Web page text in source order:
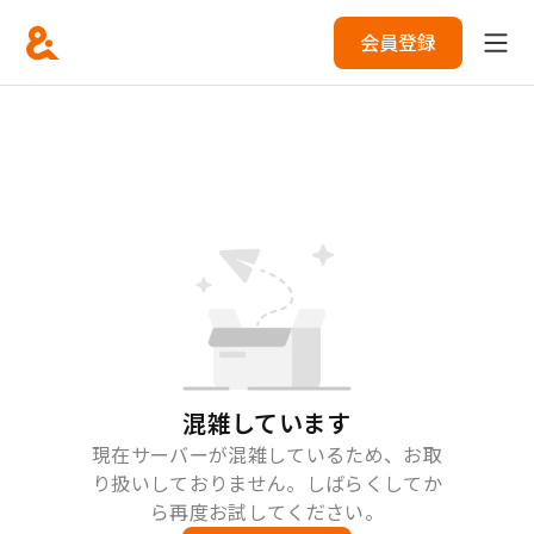
会員登録
混雑しています
現在サーバーが混雑しているため、お取
り扱いしておりません。しばらくしてか
ら再度お試してください。